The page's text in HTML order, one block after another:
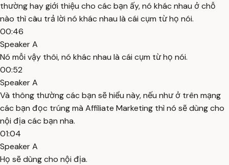
thường hay giới thiệu cho các bạn ấy, nó khác nhau ở chỗ
nào thì câu trả lời nó khác nhau là cái cụm từ họ nói.
00:46
Speaker A
Nó mỗi vậy thôi, nó khác nhau là cái cụm từ họ nói.
00:52
Speaker A
Và thông thường các bạn sẽ hiểu này, nếu như ở trên mạng
các bạn đọc trúng mà Affiliate Marketing thì nó sẽ dùng cho
nội địa các bạn nha.
01:04
Speaker A
Họ sẽ dùng cho nội địa.